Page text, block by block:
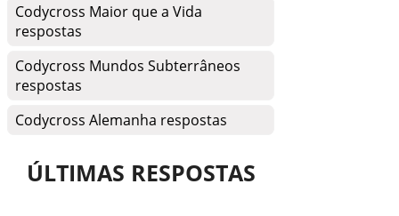
Codycross Maior que a Vida
respostas
Codycross Mundos Subterrâneos
respostas
Codycross Alemanha respostas
ÚLTIMAS RESPOSTAS